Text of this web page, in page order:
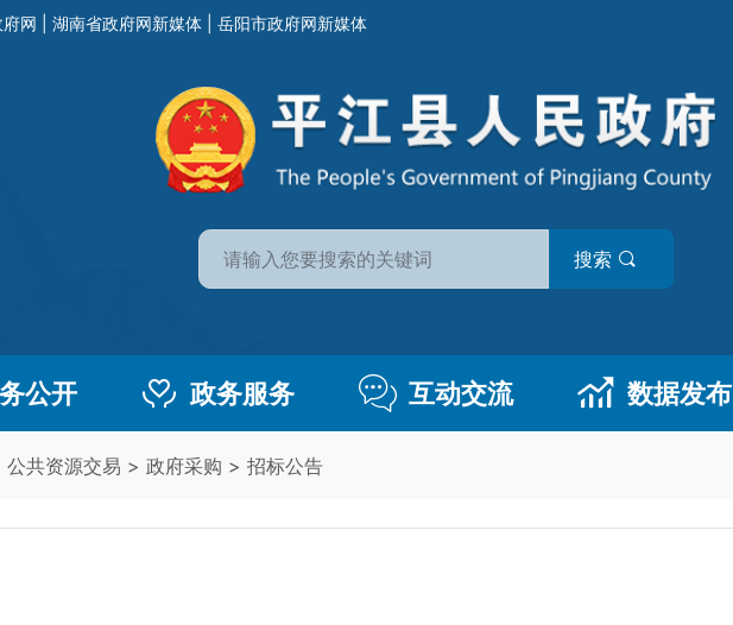
网 湖南省政府网新媒体 岳阳市政府网新媒体
搜索
公开 政务服务 互动交流 数据发布
公共资源交易 > 政府采购 > 招标公告